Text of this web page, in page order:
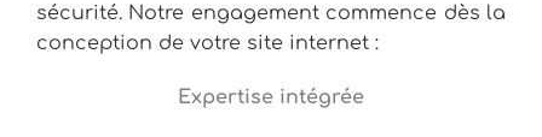
sécurité. Notre engagement commence dès la
conception de votre site internet :
Expertise intégrée